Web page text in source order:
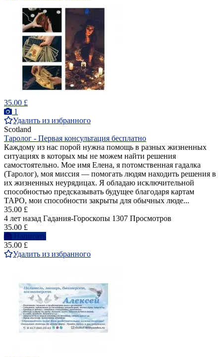
35.00 £
1
Удалить из избранного
Scotland
Таролог - Первая консультация бесплатно
Каждому из нас порой нужна помощь в разных жизненных
ситуациях в которых мы не можем найти решения
самостоятельно. Мое имя Елена, я потомственная гадалка
(Таролог), моя миссия — помогать людям находить решения в
их жизненных неурядицах. Я обладаю исключительной
способностью предсказывать будущее благодаря картам
ТАРО, мои способности закрыты для обычных люде...
35.00 £
4 лет назад Гадания-Гороскопы 1307 Просмотров
35.00 £
Написать
35.00 £
Удалить из избранного